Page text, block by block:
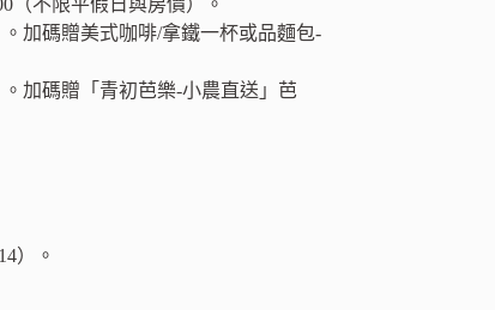
（不限平假日與房價）。
加碼贈美式咖啡/拿鐵一杯或品麵包-
加碼贈「青初芭樂-小農直送」芭
）。